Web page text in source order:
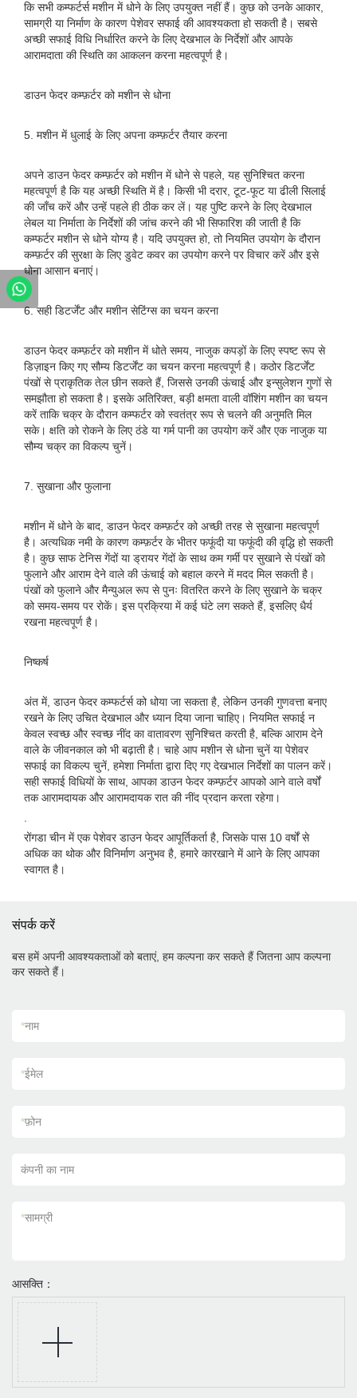
कि सभी कम्फर्टर्स मशीन में धोने के लिए उपयुक्त नहीं हैं। कुछ को उनके आकार,
सामग्री या निर्माण के कारण पेशेवर सफाई की आवश्यकता हो सकती है। सबसे
अच्छी सफाई विधि निर्धारित करने के लिए देखभाल के निर्देशों और आपके
आरामदाता की स्थिति का आकलन करना महत्वपूर्ण है।
डाउन फेदर कम्फ़र्टर को मशीन से धोना
5. मशीन में धुलाई के लिए अपना कम्फ़र्टर तैयार करना
अपने डाउन फेदर कम्फ़र्टर को मशीन में धोने से पहले, यह सुनिश्चित करना
महत्वपूर्ण है कि यह अच्छी स्थिति में है। किसी भी दरार, टूट-फूट या ढीली सिलाई
की जाँच करें और उन्हें पहले ही ठीक कर लें। यह पुष्टि करने के लिए देखभाल
लेबल या निर्माता के निर्देशों की जांच करने की भी सिफारिश की जाती है कि
कम्फर्टर मशीन से धोने योग्य है। यदि उपयुक्त हो, तो नियमित उपयोग के दौरान
कम्फ़र्टर की सुरक्षा के लिए डुवेट कवर का उपयोग करने पर विचार करें और इसे
धोना आसान बनाएं।
6. सही डिटर्जेंट और मशीन सेटिंग्स का चयन करना
डाउन फेदर कम्फ़र्टर को मशीन में धोते समय, नाजुक कपड़ों के लिए स्पष्ट रूप से
डिज़ाइन किए गए सौम्य डिटर्जेंट का चयन करना महत्वपूर्ण है। कठोर डिटर्जेंट
पंखों से प्राकृतिक तेल छीन सकते हैं, जिससे उनकी ऊंचाई और इन्सुलेशन गुणों से
समझौता हो सकता है। इसके अतिरिक्त, बड़ी क्षमता वाली वॉशिंग मशीन का चयन
करें ताकि चक्र के दौरान कम्फर्टर को स्वतंत्र रूप से चलने की अनुमति मिल
सके। क्षति को रोकने के लिए ठंडे या गर्म पानी का उपयोग करें और एक नाजुक या
सौम्य चक्र का विकल्प चुनें।
7. सुखाना और फुलाना
मशीन में धोने के बाद, डाउन फेदर कम्फ़र्टर को अच्छी तरह से सुखाना महत्वपूर्ण
है। अत्यधिक नमी के कारण कम्फ़र्टर के भीतर फफूंदी या फफूंदी की वृद्धि हो सकती
है। कुछ साफ टेनिस गेंदों या ड्रायर गेंदों के साथ कम गर्मी पर सुखाने से पंखों को
फुलाने और आराम देने वाले की ऊंचाई को बहाल करने में मदद मिल सकती है।
पंखों को फुलाने और मैन्युअल रूप से पुनः वितरित करने के लिए सुखाने के चक्र
को समय-समय पर रोकें। इस प्रक्रिया में कई घंटे लग सकते हैं, इसलिए धैर्य
रखना महत्वपूर्ण है।
निष्कर्ष
अंत में, डाउन फेदर कम्फर्टर्स को धोया जा सकता है, लेकिन उनकी गुणवत्ता बनाए
रखने के लिए उचित देखभाल और ध्यान दिया जाना चाहिए। नियमित सफाई न
केवल स्वच्छ और स्वच्छ नींद का वातावरण सुनिश्चित करती है, बल्कि आराम देने
वाले के जीवनकाल को भी बढ़ाती है। चाहे आप मशीन से धोना चुनें या पेशेवर
सफाई का विकल्प चुनें, हमेशा निर्माता द्वारा दिए गए देखभाल निर्देशों का पालन करें।
सही सफाई विधियों के साथ, आपका डाउन फेदर कम्फ़र्टर आपको आने वाले वर्षों
तक आरामदायक और आरामदायक रात की नींद प्रदान करता रहेगा।
रोंगडा चीन में एक पेशेवर डाउन फेदर आपूर्तिकर्ता है, जिसके पास 10 वर्षों से
अधिक का थोक और विनिर्माण अनुभव है, हमारे कारखाने में आने के लिए आपका
स्वागत है।
संपर्क करें
बस हमें अपनी आवश्यकताओं को बताएं, हम कल्पना कर सकते हैं जितना आप कल्पना
कर सकते हैं।
*नाम
*ईमेल
*फ़ोन
कंपनी का नाम
*सामग्री
आसक्ति：